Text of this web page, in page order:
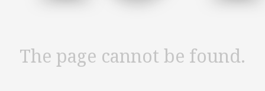
The page cannot be found.